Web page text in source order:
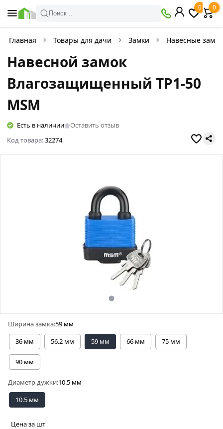
Поиск ..
0 0
Главная Товары для дачи Замки Навесные замки
Навесной замок
Влагозащищенный TP1-50
MSM
Есть в наличии
Оставить отзыв
Код товара:32274
Ширина замка:59 мм
36 мм
56.2 мм 59 мм 66 мм 75 мм
90 мм
Диаметр дужки:10.5 мм
10.5 мм
Цена за шт